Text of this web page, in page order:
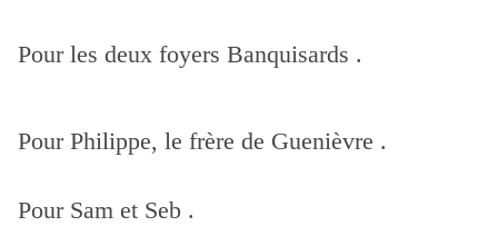
Pour les deux foyers Banquisards .
Pour Philippe, le frère de Guenièvre .
Pour Sam et Seb .